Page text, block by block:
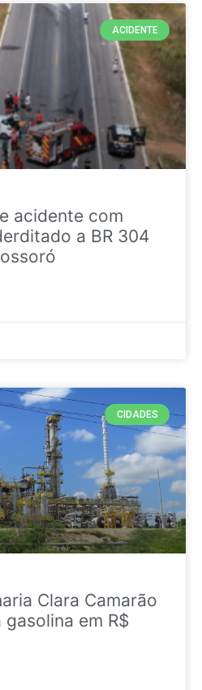
ACIDENTE
acidente com
a BR 304
CIDADES
Clara Camarão
em R$